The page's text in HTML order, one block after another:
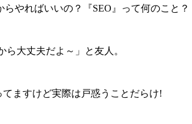
らやればいいの？『SEO』って何のこと？
ら大丈夫だよ～」と友人。
てますけど実際は戸惑うことだらけ!